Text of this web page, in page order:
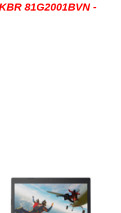
81G2001BVN -